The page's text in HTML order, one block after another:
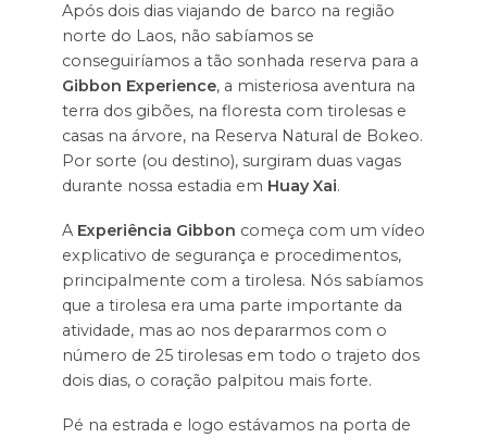
Após dois dias viajando de barco na região
norte do Laos, não sabíamos se
conseguiríamos a tão sonhada reserva para a
Gibbon Experience, a misteriosa aventura na
terra dos gibões, na floresta com tirolesas e
casas na árvore, na Reserva Natural de Bokeo.
Por sorte (ou destino), surgiram duas vagas
durante nossa estadia em Huay Xai.
A Experiência Gibbon começa com um vídeo
explicativo de segurança e procedimentos,
principalmente com a tirolesa. Nós sabíamos
que a tirolesa era uma parte importante da
atividade, mas ao nos depararmos com o
número de 25 tirolesas em todo o trajeto dos
dois dias, o coração palpitou mais forte.
Pé na estrada e logo estávamos na porta de